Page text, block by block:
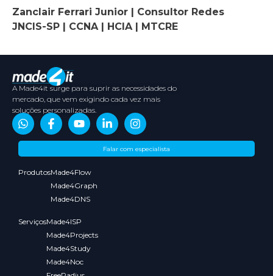
Zanclair Ferrari Junior | Consultor Redes
JNCIS-SP | CCNA | HCIA | MTCRE
A Made4it surge para suprir as necessidades do
mercado, que vem exigindo cada vez mais
soluções personalizadas.
Sobre
Conteúdos
Parceiros
Media
Falar com especialista
ProdutosMade4Flow
Made4Graph
Made4DNS
ServiçosMade4ISP
Made4Projects
Made4Study
Made4Noc